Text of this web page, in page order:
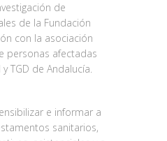
de
de la Fundación
con la asociación
personas afectadas
TGD de Andalucía.
e informar a
sanitarios,